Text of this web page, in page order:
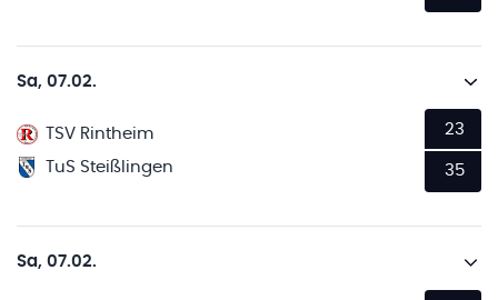
Sa, 07.02.
TSV Rintheim
TuS Steißlingen
23
35
Sa, 07.02.